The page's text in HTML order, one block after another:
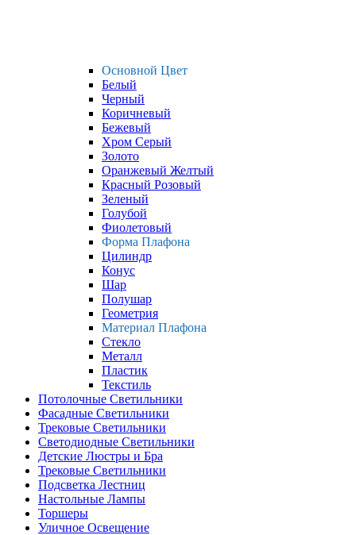
Основной Цвет
Белый
Черный
Коричневый
Бежевый
Хром Серый
Золото
Оранжевый Желтый
Красный Розовый
Зеленый
Голубой
Фиолетовый
Форма Плафона
Цилиндр
Конус
Шар
Полушар
Геометрия
Материал Плафона
Стекло
Металл
Пластик
Текстиль
Потолочные Светильники
Фасадные Светильники
Трековые Светильники
Светодиодные Светильники
Детские Люстры и Бра
Трековые Светильники
Подсветка Лестниц
Настольные Лампы
Торшеры
Уличное Освещение